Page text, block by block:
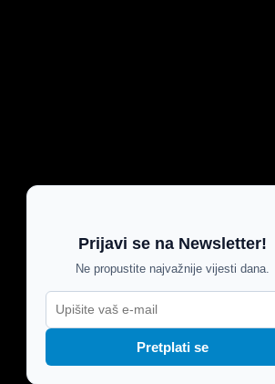
Prijavi se na Newsletter!
Ne propustite najvažnije vijesti dana.
Pretplati se